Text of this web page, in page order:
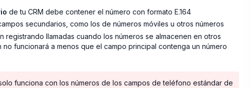
de tu CRM debe contener el número con formato E.164
secundarios, como los de números móviles u otros números
registrando llamadas cuando los números se almacenen en otros
funcionará a menos que el campo principal contenga un número
funciona con los números de los campos de teléfono estándar de